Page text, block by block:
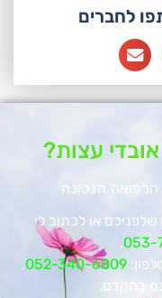
לחברים
עצות?
הנכונה
או לכתוב לי
.
052-340-6809
.
בהקדם.